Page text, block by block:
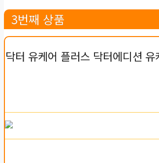
3번째 상품
닥터 유케어 플러스 닥터에디션